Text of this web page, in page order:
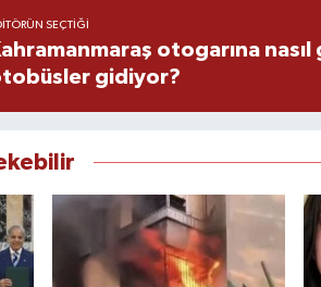
SEÇTIĞI
otogarına
gidiyor?